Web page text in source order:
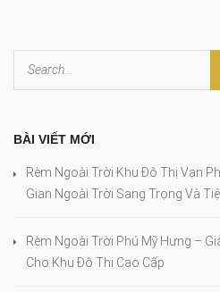
BÀI VIẾT MỚI
Rèm Ngoài Trời Khu Đô Thị Vạn
Gian Ngoài Trời Sang Trọng Và
Rèm Ngoài Trời Phú Mỹ Hưng –
Cho Khu Đô Thị Cao Cấp